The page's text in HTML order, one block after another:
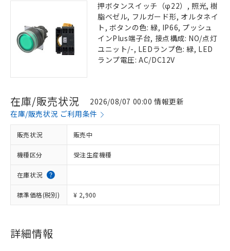
押ボタンスイッチ（φ22）, 照光, 樹
脂ベゼル, フルガード形, オルタネイ
ト, ボタンの色: 緑, IP66, プッシュ
インPlus端子台, 接点構成: NO/点灯
ユニット/-, LEDランプ色: 緑, LED
ランプ電圧: AC/DC12V
在庫/販売状況
2026/08/07 00:00 情報更新
在庫/販売状況 ご利用条件
販売状況 販売中
機種区分 受注生産機種
在庫状況
標準価格(税別) ¥ 2,900
詳細情報